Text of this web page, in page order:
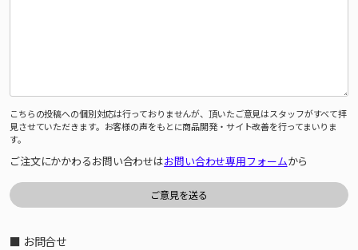
こちらの投稿への個別対応は行っておりませんが、頂いたご意見はスタッフがすべて拝
見させていただきます。お客様の声をもとに商品開発・サイト改善を行ってまいりま
す。
ご注文にかかわるお問い合わせはお問い合わせ専用フォームから
■ お問合せ